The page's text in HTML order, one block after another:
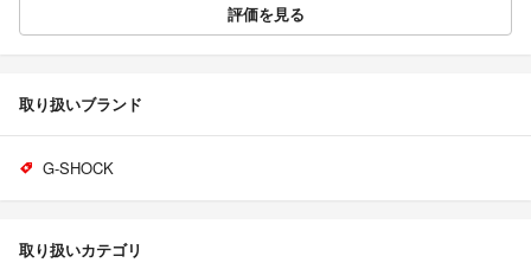
評価を見る
取り扱いブランド
G-SHOCK
取り扱いカテゴリ